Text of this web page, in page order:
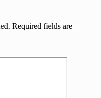
Required fields are